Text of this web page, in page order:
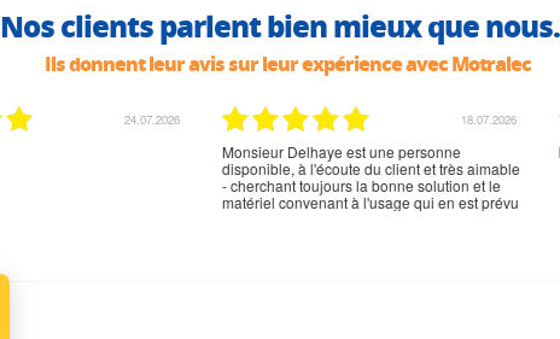
Nos clients parlent bien mieux que
Ils donnent leur avis sur leur expérience avec Motralec
02.07.2026 02.07.2026
rien à signaler, très content